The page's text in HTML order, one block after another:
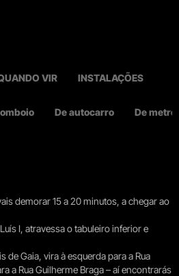
VIR INSTALAÇÕES
De autocarro De metro
demorar 15 a 20 minutos, a chegar ao
I, atravessa o tabuleiro inferior e
de Gaia, vira à esquerda para a Rua
a Rua Guilherme Braga – aí encontrarás